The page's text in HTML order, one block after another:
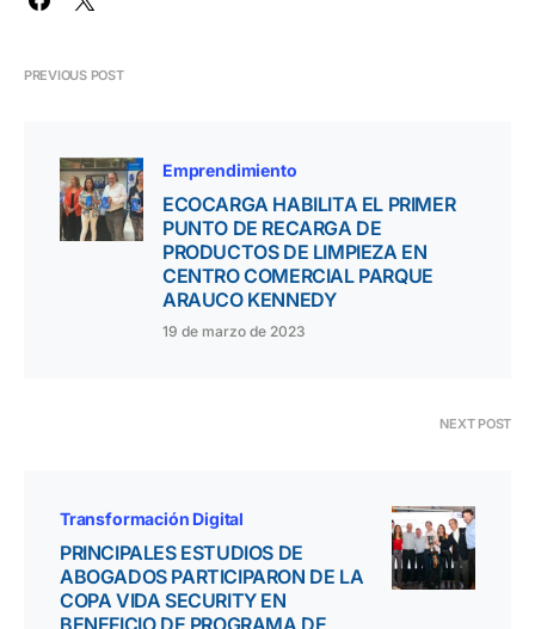
PREVIOUS POST
Emprendimiento
ECOCARGA HABILITA EL PRIMER
PUNTO DE RECARGA DE
PRODUCTOS DE LIMPIEZA EN
CENTRO COMERCIAL PARQUE
ARAUCO KENNEDY
19 de marzo de 2023
NEXT POST
Transformación Digital
PRINCIPALES ESTUDIOS DE
ABOGADOS PARTICIPARON DE LA
COPA VIDA SECURITY EN